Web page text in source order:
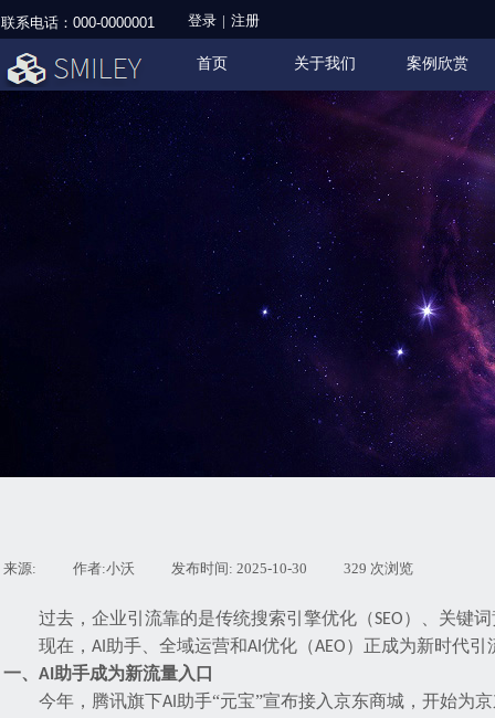
联系电话： 000-0000001 登录 | 注册
首页 关于我们 案例欣赏
来源: 作者:小沃 发布时间: 2025-10-30 329 次浏览
过去，企业引流靠的是传统搜索引擎优化（SEO）、关键
现在， AI 助手、全域运营和AI 优化（AEO）正成为新时代引
一、 AI 助手成为新流量入口
今年，腾讯旗下AI 助手“元宝”宣布接入京东商城 ，开始为